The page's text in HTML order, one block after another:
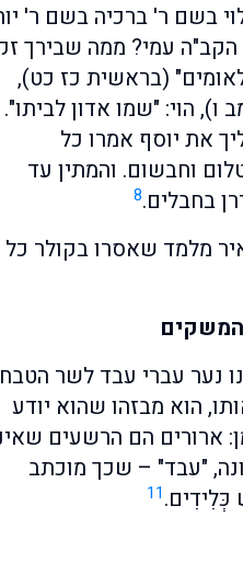
בשם ר' ברכיה בשם ר'
עמי? ממה שבירך
(בראשית כז כט),
הוי: "שמו אדון לביתו".
את יוסף אמרו כל
וחבשום. והמתין עד
בחבלים.8
מלמד שאסרו בקולר כל
נער עברי עבד לשר
הוא מבזהו שהוא יודע
ארורים הם הרשעים
"עבד" – שכך מוכתב
11